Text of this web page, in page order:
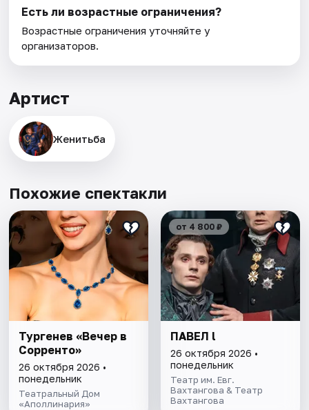
Есть ли возрастные ограничения?
Возрастные ограничения уточняйте у
организаторов.
Артист
Женитьба
Похожие спектакли
Тургенев «Вечер в
Сорренто»
26 октября 2026 •
понедельник
Театральный Дом
«Аполлинария»
от 4 800 ₽
ПАВЕЛ l
26 октября 2026 •
понедельник
Театр им. Евг.
Вахтангова & Театр
Вахтангова